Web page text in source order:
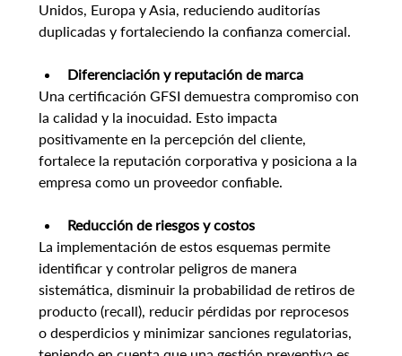
Unidos, Europa y Asia, reduciendo auditorías
duplicadas y fortaleciendo la confianza comercial.
Diferenciación y reputación de marca
Una certificación GFSI demuestra compromiso con
la calidad y la inocuidad. Esto impacta
positivamente en la percepción del cliente,
fortalece la reputación corporativa y posiciona a la
empresa como un proveedor confiable.
Reducción de riesgos y costos
La implementación de estos esquemas permite
identificar y controlar peligros de manera
sistemática, disminuir la probabilidad de retiros de
producto (recall), reducir pérdidas por reprocesos
o desperdicios y minimizar sanciones regulatorias,